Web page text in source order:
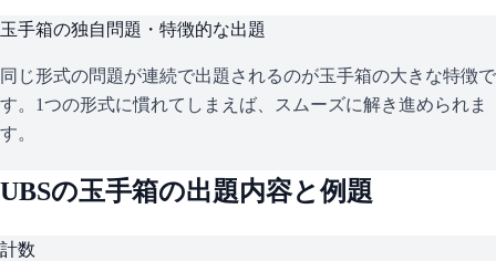
玉手箱の独自問題・特徴的な出題
同じ形式の問題が連続で出題されるのが玉手箱の大きな特徴で
す。1つの形式に慣れてしまえば、スムーズに解き進められま
す。
UBSの玉手箱の出題内容と例題
計数